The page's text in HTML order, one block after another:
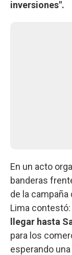
inversiones".
En un acto
banderas
de la campaña
Lima contestó:
llegar hasta
para los
esperando